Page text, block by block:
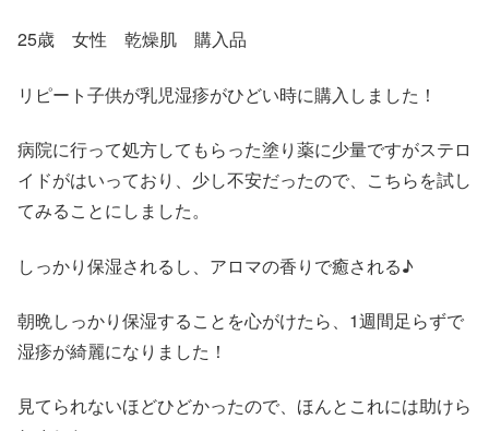
25歳 女性 乾燥肌 購入品
リピート子供が乳児湿疹がひどい時に購入しました！
病院に行って処方してもらった塗り薬に少量ですがステロ
イドがはいっており、少し不安だったので、こちらを試し
てみることにしました。
しっかり保湿されるし、アロマの香りで癒される♪
朝晩しっかり保湿することを心がけたら、1週間足らずで
湿疹が綺麗になりました！
見てられないほどひどかったので、ほんとこれには助けら